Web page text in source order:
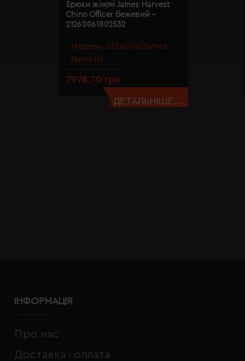
Модель: 2126006(James
Harvest)
Брюки жіночі James Harvest
Chino Officer бежевий -
21260061802532
7978.70 грн
ДЕТАЛЬНІШЕ...
ІНФОРМАЦІЯ
Про нас
Доставка і оплата